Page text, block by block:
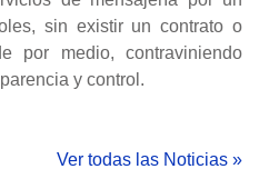
sin existir un contrato o
por medio, contraviniendo
y control.
Ver todas las Noticias »